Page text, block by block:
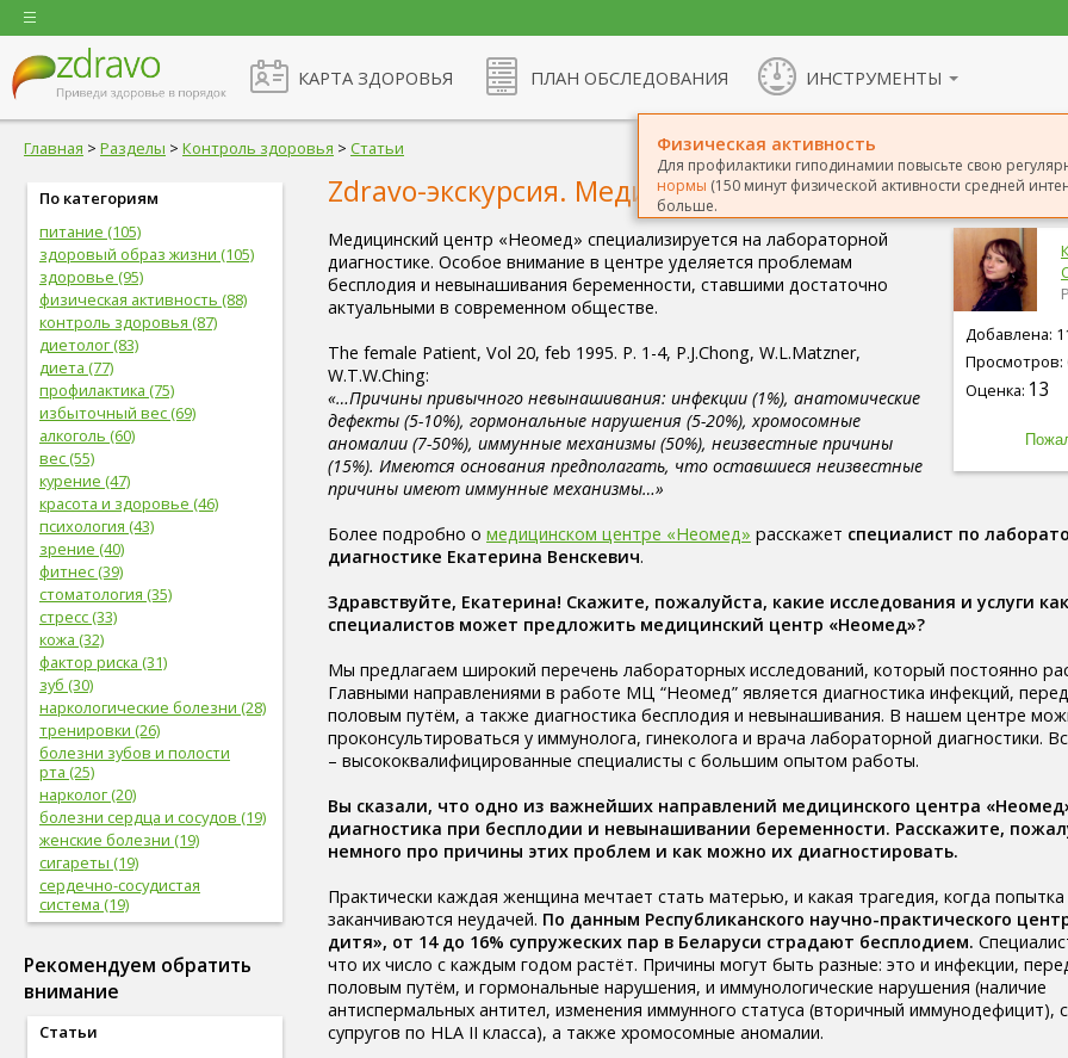
КАРТА ЗДОРОВЬЯ ПЛАН ОБСЛЕДОВАНИЯ ИНСТРУМЕНТЫ
Физическая активность
Для профилактики гиподинамии повысьте свою
нормы (150 минут физической активности средней
больше.
Главная > Разделы > Контроль здоровья > Статьи
По категориям
питание (105)
здоровый образ жизни (105)
здоровье (95)
физическая активность (88)
контроль здоровья (87)
диетолог (83)
диета (77)
профилактика (75)
избыточный вес (69)
алкоголь (60)
вес (55)
курение (47)
красота и здоровье (46)
психология (43)
зрение (40)
фитнес (39)
стоматология (35)
стресс (33)
кожа (32)
фактор риска (31)
зуб (30)
наркологические болезни (28)
тренировки (26)
болезни зубов и полости
рта (25)
нарколог (20)
болезни сердца и сосудов (19)
женские болезни (19)
сигареты (19)
сердечно-сосудистая
система (19)
женское здоровье (18)
спорт (17)
женская половая система (17)
лабораторные
Рекомендуем обратить
внимание
Статьи
Zdravo-экскурсия. Медицинский центр Неомед
Добавлена:
Просмотров:
Оценка: 13
Медицинский центр «Неомед» специализируется на лабораторной
диагностике. Особое внимание в центре уделяется проблемам
бесплодия и невынашивания беременности, ставшими достаточно
актуальными в современном обществе.
The female Patient, Vol 20, feb 1995. P. 1-4, P.J.Chong, W.L.Matzner,
W.T.W.Ching:
«…Причины привычного невынашивания: инфекции (1%), анатомические
дефекты (5-10%), гормональные нарушения (5-20%), хромосомные
аномалии (7-50%), иммунные механизмы (50%), неизвестные причины
(15%). Имеются основания предполагать, что оставшиеся неизвестные
причины имеют иммунные механизмы…»
Более подробно о медицинском центре «Неомед» расскажет специалист по
диагностике Екатерина Венскевич.
Здравствуйте, Екатерина! Скажите, пожалуйста, какие исследования и услуги
специалистов может предложить медицинский центр «Неомед»?
Мы предлагаем широкий перечень лабораторных исследований, который постоянно
Главными направлениями в работе МЦ “Неомед” является диагностика инфекций,
половым путём, а также диагностика бесплодия и невынашивания. В нашем центре
проконсультироваться у иммунолога, гинеколога и врача лабораторной диагностики.
– высококвалифицированные специалисты с большим опытом работы.
Вы сказали, что одно из важнейших направлений медицинского центра
диагностика при бесплодии и невынашивании беременности. Расскажите,
немного про причины этих проблем и как можно их диагностировать.
Практически каждая женщина мечтает стать матерью, и какая трагедия, когда
заканчиваются неудачей. По данным Республиканского научно-практического
дитя», от 14 до 16% супружеских пар в Беларуси страдают бесплодием.
что их число с каждым годом растёт. Причины могут быть разные: это и инфекции,
половым путём, и гормональные нарушения, и иммунологические нарушения (наличие
антиспермальных антител, изменения иммунного статуса (вторичный иммунодефицит),
супругов по HLA II класса), а также хромосомные аномалии.